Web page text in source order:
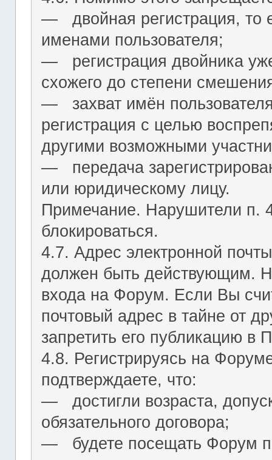
― двойная регистрация, то
именами пользователя;
― регистрация двойника
схожего до степени
― захват имён пользователя
регистрация с целью
другими возможными
― передача
или юридическому лицу.
Примечание. Нарушители п.
блокироваться.
4.7. Адрес электронной
должен быть действующим.
входа на Форум. Если Вы
почтовый адрес в тайне от
запретить его публикацию в
4.8. Регистрируясь на
подтверждаете, что:
― достигли возраста,
обязательного договора;
― будете посещать Форум